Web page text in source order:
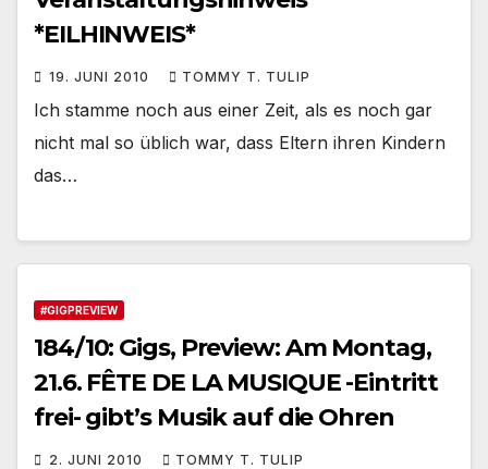
*EILHINWEIS*
19. JUNI 2010 TOMMY T. TULIP
Ich stamme noch aus einer Zeit, als es noch gar
nicht mal so üblich war, dass Eltern ihren Kindern
das…
#GIGPREVIEW
184/10: Gigs, Preview: Am Montag,
21.6. FÊTE DE LA MUSIQUE -Eintritt
frei- gibt’s Musik auf die Ohren
2. JUNI 2010 TOMMY T. TULIP